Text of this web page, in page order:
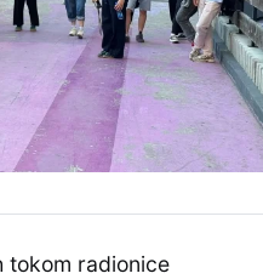
tokom radionice